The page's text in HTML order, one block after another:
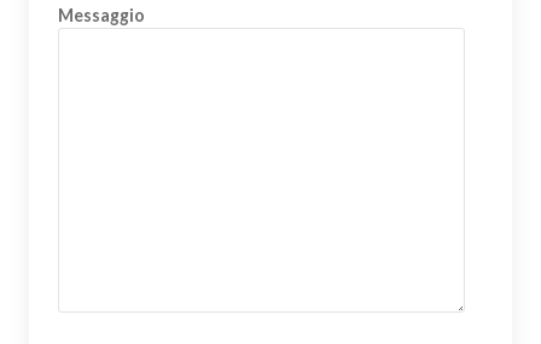
Messaggio